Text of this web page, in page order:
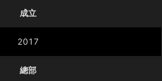
成立
2017
總部